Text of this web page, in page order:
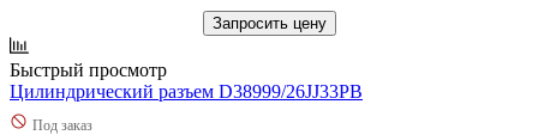
Запросить цену
Быстрый просмотр
Цилиндрический разъем D38999/26JJ33PB
Под заказ